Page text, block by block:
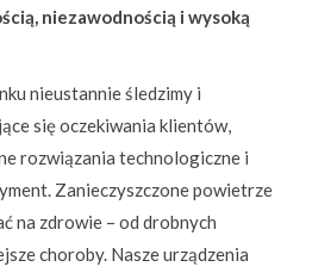
niezawodnością i wysoką
nieustannie śledzimy i
się oczekiwania klientów,
rozwiązania technologiczne i
Zanieczyszczone powietrze
na zdrowie – od drobnych
choroby. Nasze urządzenia